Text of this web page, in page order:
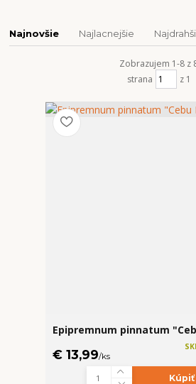
Najnovšie Najlacnejšie
Zobrazujem 1-8 z
strana
z 1
Epipremnum pinnatum
€ 13,99/ks
Kúpiť